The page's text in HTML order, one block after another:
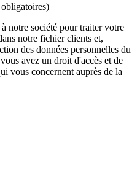
notre société pour traiter votre
notre fichier clients et,
des données personnelles du
avez un droit d'accès et de
vous concernent auprès de la